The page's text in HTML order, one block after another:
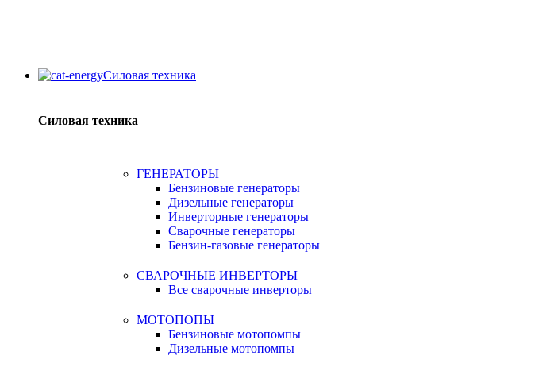
Силовая техника
Силовая техника
ГЕНЕРАТОРЫ
Бензиновые генераторы
Дизельные генераторы
Инверторные генераторы
Сварочные генераторы
Бензин-газовые генераторы
СВАРОЧНЫЕ ИНВЕРТОРЫ
Все сварочные инверторы
МОТОПОПЫ
Бензиновые мотопомпы
Дизельные мотопомпы